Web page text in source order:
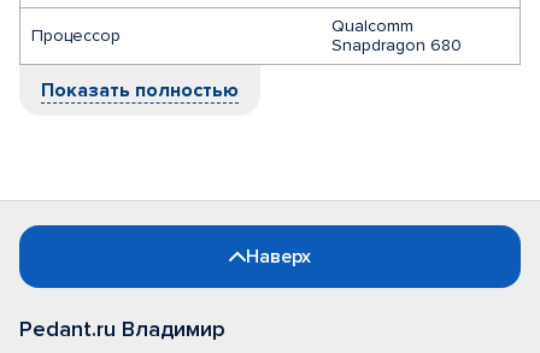
Процессор
Qualcomm
Snapdragon 680
Показать полностью
Наверх
Pedant.ru Владимир